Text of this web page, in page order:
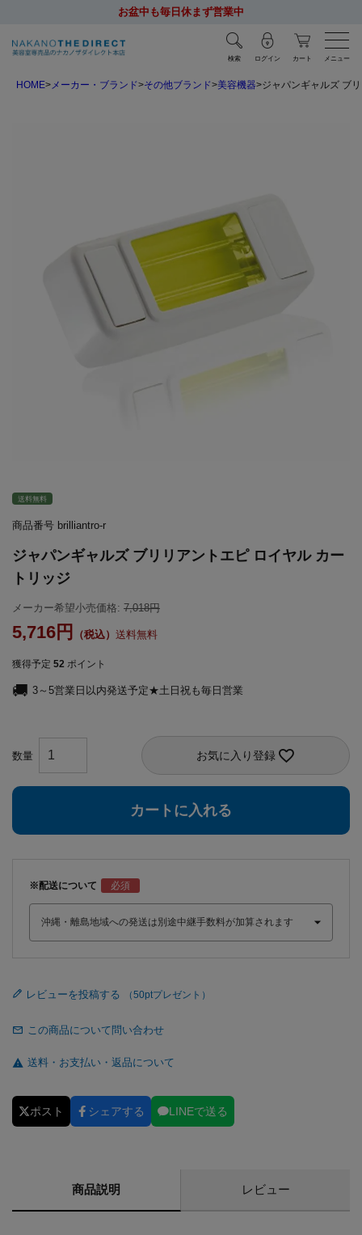
お盆中も毎日休まず営業中
検索 ログイン カート メニュー
HOME メーカー・ブランド その他ブランド 美容機器 ジャパンギャルズ ブ
送料無料
商品番号 brilliantro-r
ジャパンギャルズ ブリリアントエピ ロイヤル カー
トリッジ
メーカー希望小売価格: 7,018
5,716 送料無料
獲得予定 52 ポイント
3～5営業日以内発送予定★土日祝も毎日営業
お気に入り登録
カートに入れる
※配送について
レビューを投稿する
この商品について問い合わせ
送料・お支払い・返品について
ポスト シェアする LINEで送る
商品説明 レビュー